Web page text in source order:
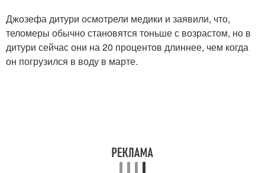
Джозефа дитури осмотрели медики и заявили, что,
теломеры обычно становятся тоньше с возрастом, но в
дитури сейчас они на 20 процентов длиннее, чем когда
он погрузился в воду в марте.